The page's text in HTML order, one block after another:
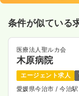
条件が似ている
医療法人聖ルカ会
木原病院
エージェント求人
愛媛県今治市 / 今治